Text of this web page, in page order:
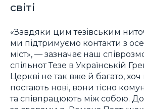
світі
«Завдяки цим тезівським
ми підтримуємо контакти з
міст», — зазначає наш
спільнот Тезе в Українській
Церкві не так вже й багато, хоч
постають нові, вони тісно
та співпрацюють між собою.